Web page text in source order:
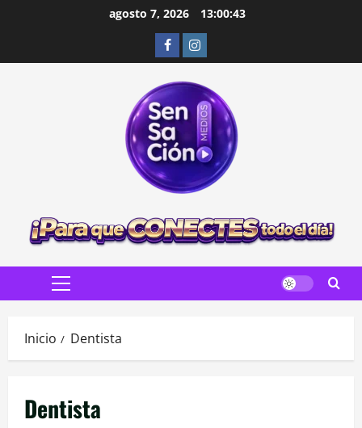
agosto 7, 2026 13:00:44
FacebookInstagram
Menú
Inicio Dentista
Dentista